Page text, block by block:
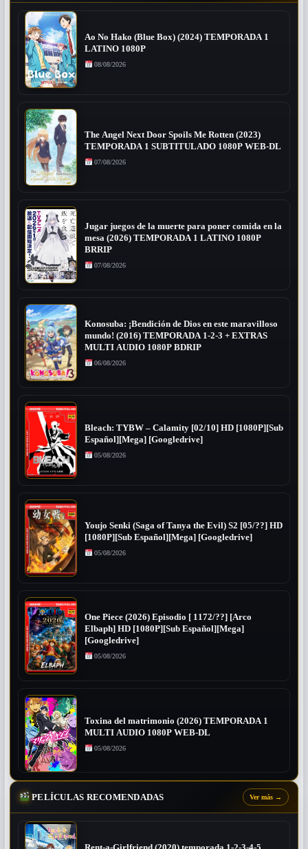
Ao No Hako (Blue Box) (2024) TEMPORADA 1
LATINO 1080P
08/08/2026
The Angel Next Door Spoils Me Rotten (2023)
TEMPORADA 1 SUBTITULADO 1080P WEB-DL
07/08/2026
Jugar juegos de la muerte para poner comida en la
mesa (2026) TEMPORADA 1 LATINO 1080P
BRRIP
07/08/2026
Konosuba: ¡Bendición de Dios en este maravilloso
mundo! (2016) TEMPORADA 1-2-3 + EXTRAS
MULTI AUDIO 1080P BDRIP
06/08/2026
Bleach: TYBW – Calamity [02/10] HD [1080P][Sub
Español][Mega] [Googledrive]
05/08/2026
Youjo Senki (Saga of Tanya the Evil) S2 [05/??] HD
[1080P][Sub Español][Mega] [Googledrive]
05/08/2026
One Piece (2026) Episodio [ 1172/??] [Arco
Elbaph] HD [1080P][Sub Español][Mega]
[Googledrive]
05/08/2026
Toxina del matrimonio (2026) TEMPORADA 1
MULTI AUDIO 1080P WEB-DL
05/08/2026
PELÍCULAS RECOMENDADAS Ver más →